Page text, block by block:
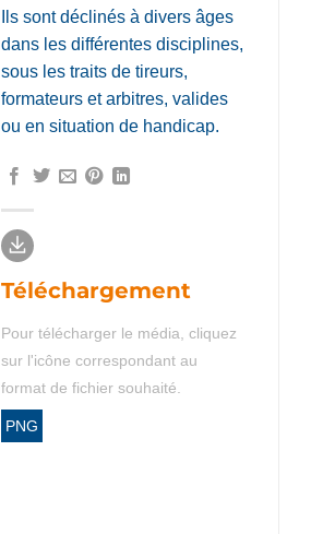
Ils sont déclinés à divers âges
dans les différentes disciplines,
sous les traits de tireurs,
formateurs et arbitres, valides
ou en situation de handicap.
Téléchargement
Pour télécharger le média, cliquez
sur l'icône correspondant au
format de fichier souhaité.
PNG